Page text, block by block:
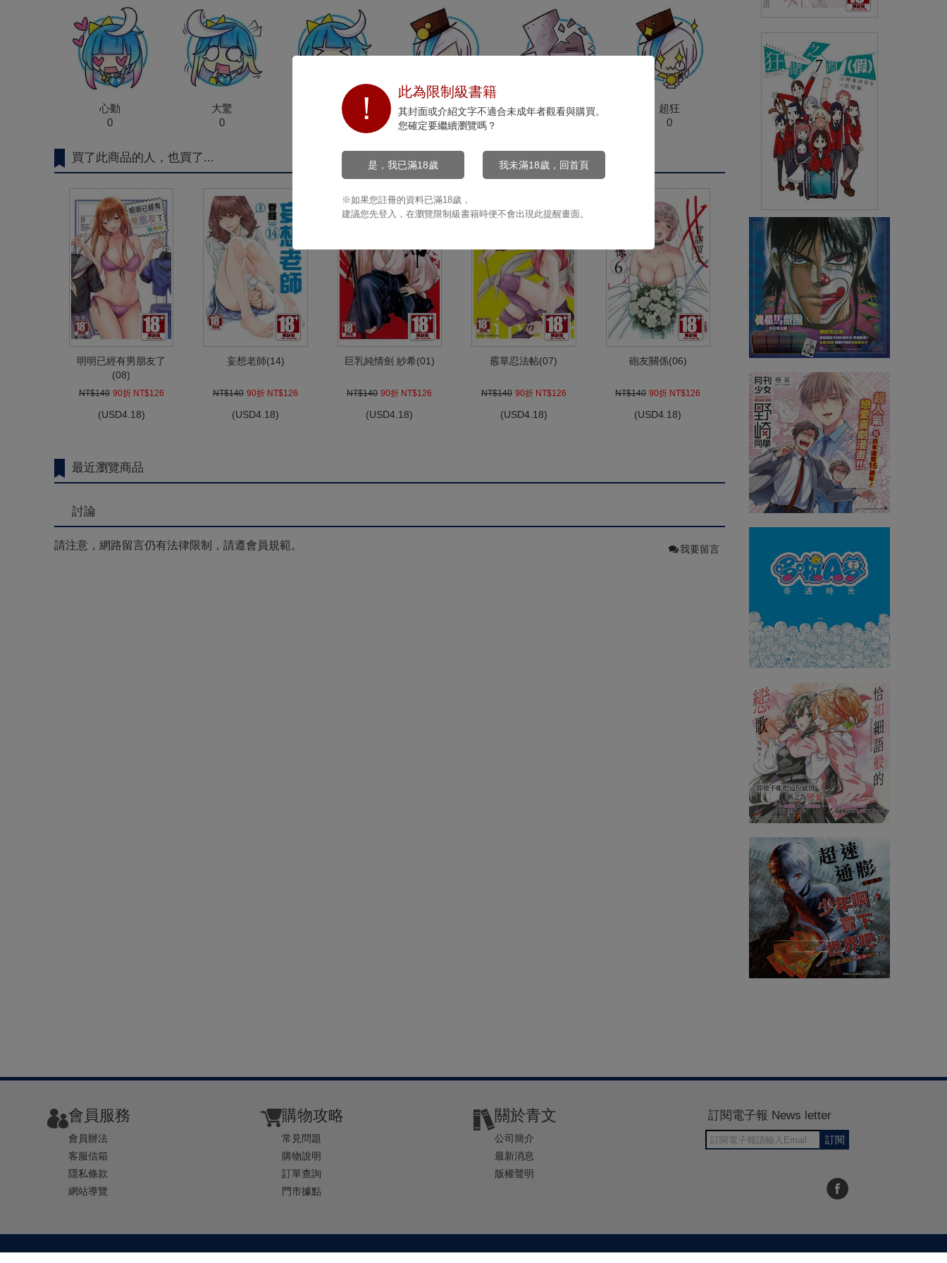
心動
0
大驚
0
開心
沉默
0
打擊
超狂
0
買了此商品的人，也買了...
明明已經有男朋友了
(08)
NT$140 90折 NT$126
(USD4.18)
妄想老師(14)
NT$140 90折 NT$126
(USD4.18)
巨乳純情劍 紗希(01)
NT$140 90折 NT$126
(USD4.18)
霰草忍法帖(07)
NT$140 90折 NT$126
(USD4.18)
砲友關係(06)
NT$140 90折 NT$126
(USD4.18)
最近瀏覽商品
討論
請注意，網路留言仍有法律限制，請遵會員規範。 我要留言
END (※不含簽名會抽選資格)
NT$180 (USD5.98)
狂賭之淵(假)(07)
NT$140 90折 NT$126 (USD4.18)
此為限制級書籍
其封面或介紹文字不適合未成年者觀看與購買。
您確定要繼續瀏覽嗎？
是，我已滿18歲 我未滿18歲，回首頁
※如果您註冊的資料已滿18歲，
建議您先登入，在瀏覽限制級書籍時便不會出現此提醒畫面。
會員服務
會員辦法
客服信箱
隱私條款
網站導覽
購物攻略
常見問題
購物說明
訂單查詢
門市據點
關於青文
公司簡介
最新消息
版權聲明
訂閱電子報 News letter
訂閱